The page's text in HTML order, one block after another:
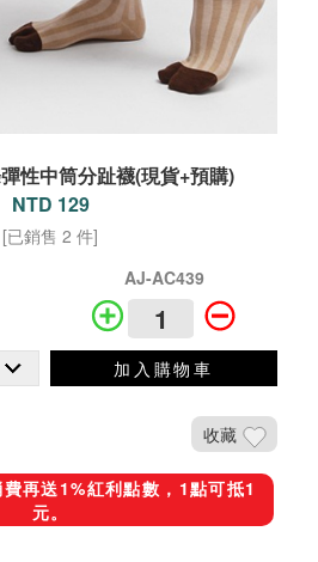
性中筒分趾襪(現貨+預購)
NTD 129
[已銷售 2 件]
AJ-AC439
加入購物車
收藏
再送1%紅利點數，1點可抵1
元。